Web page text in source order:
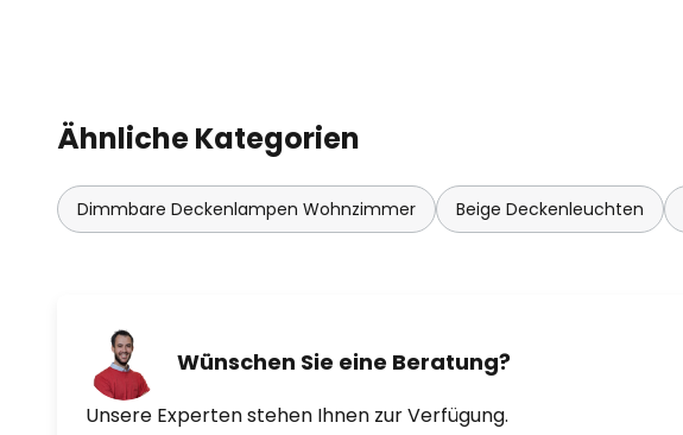
Ähnliche Kategorien
Dimmbare Deckenlampen Wohnzimmer Beige Deckenleuchten
Wünschen Sie eine Beratung?
Unsere Experten stehen Ihnen zur Verfügung.